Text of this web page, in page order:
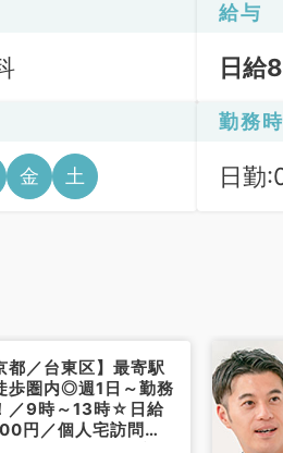
給与
日給
金 土
勤務
日勤
都／台東区】最寄駅
歩圏内◎週1日～勤務
／9時～13時☆日給
円／個人宅訪問診